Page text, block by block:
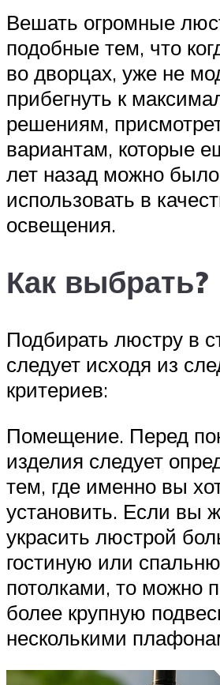
Вешать огромные
подобные тем, что
во дворцах, уже не
прибегнуть к
решениям,
вариантам, которые
лет назад можно
использовать в
освещения.
Как выбрать?
Подбирать люстру в
следует исходя из
критериев:
Помещение. Перед
изделия следует
тем, где именно вы
установить. Если вы
украсить люстрой
гостиную или
потолками, то можно
более крупную
несколькими